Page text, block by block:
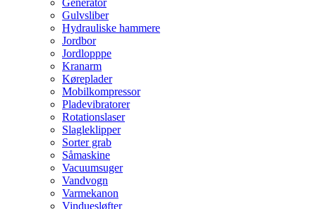
Generator
Gulvsliber
Hydrauliske hammere
Jordbor
Jordlopppe
Kranarm
Køreplader
Mobilkompressor
Pladevibratorer
Rotationslaser
Slagleklipper
Sorter grab
Såmaskine
Vacuumsuger
Vandvogn
Varmekanon
Vinduesløfter